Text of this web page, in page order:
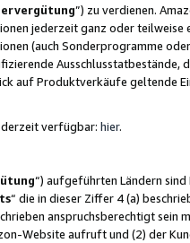
”) zu verdienen.
jederzeit ganz oder
(auch Sonderprogramme
Ausschlusstatbestände,
auf Produktverkäufe geltende
verfügbar: hier.
“) aufgeführten Ländern
“ die in dieser Ziffer 4 (a)
anspruchsberechtigt sein
Website aufruft und (2) der